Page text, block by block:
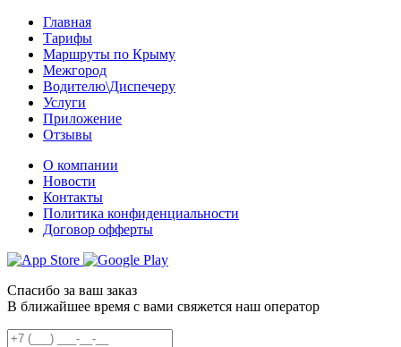
Главная
Тарифы
Маршруты по Крыму
Межгород
Водителю\Диспечеру
Услуги
Приложение
Отзывы
О компании
Новости
Контакты
Политика конфиденциальности
Договор офферты
Спасибо за ваш заказ
В ближайшее время с вами свяжется наш оператор